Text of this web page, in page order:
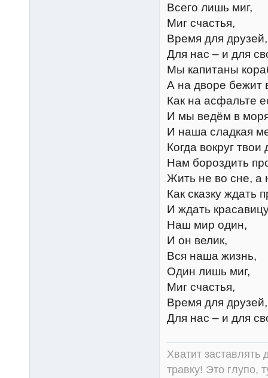
Всего лишь миг,
Миг счастья,
Время для друзей,
Для нас – и для
Мы капитаны
А на дворе бежит
Как на асфальте
И мы ведём в
И наша сладкая
Когда вокруг твои
Нам бороздить
Жить не во сне, а
Как сказку ждать
И ждать
Наш мир один,
И он велик,
Вся наша жизнь,
Один лишь миг,
Миг счастья,
Время для друзей,
Для нас – и для
Хватит заставлять
травку! Это глупо,